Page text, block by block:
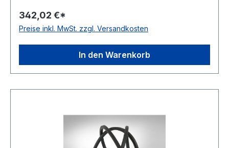
ummantelt antistatisch: ja Norm: DIN 7722
Breite: 22mm Höhe: 17mm Material: Neoprene
342,02 €*
Preise inkl. MwSt. zzgl. Versandkosten
In den Warenkorb